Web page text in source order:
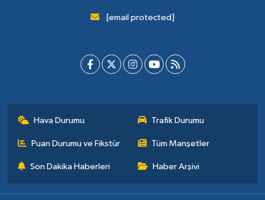
[email protected]
Hava Durumu Trafik Durumu
Puan Durumu ve Fikstür Tüm Manşetler
Son Dakika Haberleri Haber Arşivi